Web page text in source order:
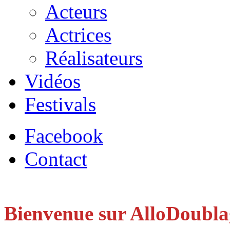
Acteurs
Actrices
Réalisateurs
Vidéos
Festivals
Facebook
Contact
Bienvenue sur